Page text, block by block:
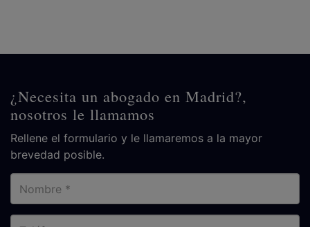
¿Necesita un abogado en Madrid?,
nosotros le llamamos
Rellene el formulario y le llamaremos a la mayor
brevedad posible.